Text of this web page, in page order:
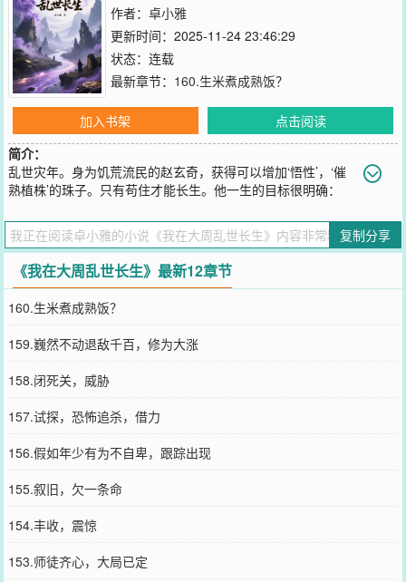
作者： 卓小雅
更新时间：2025-11-24 23:46:29
状态：连载
最新章节： 160.生米煮成熟饭？
加入书架
点击阅读
简介：
乱世灾年。身为饥荒流民的赵玄奇，获得可以增加‘悟性’，‘催
熟植株’的珠子。只有苟住才能长生。他一生的目标很明确：
……【长生流】【剧情向】【不圣母】【杀伐果断】
您要是觉得《我在大周乱世长生》还不错的话请不要忘记向您QQ群和
微博微信里的朋友推荐哦！
复制分享
《我在大周乱世长生》最新12章节
160.生米煮成熟饭？
159.巍然不动退敌千百，修为大涨
158.闭死关，威胁
157.试探，恐怖追杀，借力
156.假如年少有为不自卑，跟踪出现
155.叙旧，欠一条命
154.丰收，震惊
153.师徒齐心，大局已定